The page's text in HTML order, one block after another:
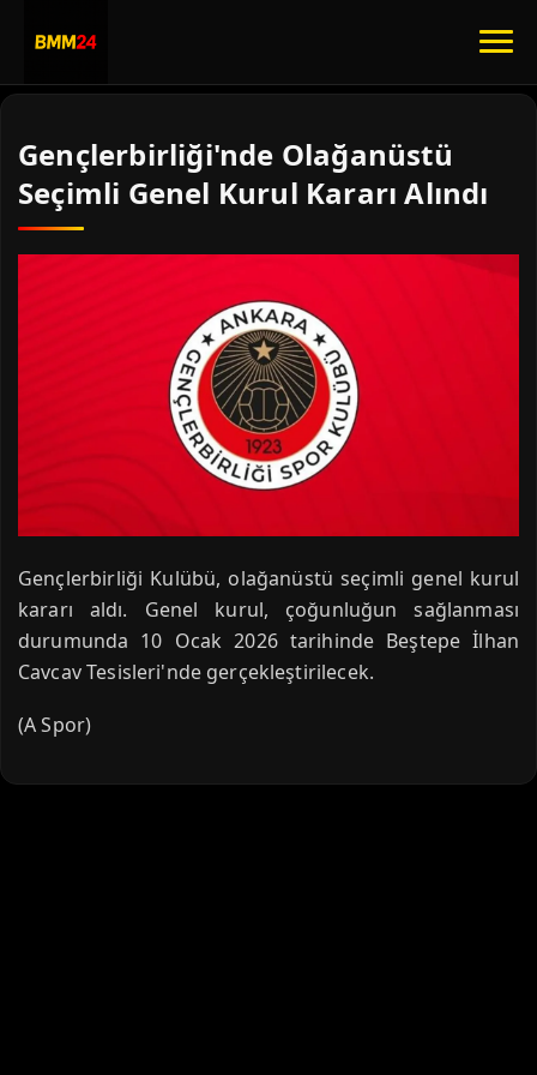
Gençlerbirliği'nde Olağanüstü
Seçimli Genel Kurul Kararı Alındı
Gençlerbirliği Kulübü, olağanüstü seçimli genel kurul
kararı aldı. Genel kurul, çoğunluğun sağlanması
durumunda 10 Ocak 2026 tarihinde Beştepe İlhan
Cavcav Tesisleri'nde gerçekleştirilecek.
(A Spor)